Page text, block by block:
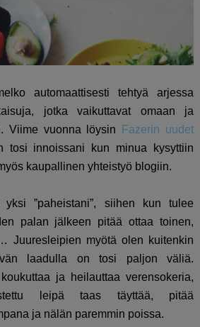
automaattisesti tehtyä arjessa
jotka vaikuttavat omaan ja
Viime vuonna löysin
Fazerin uudet
tosi innoissani kun minua kysyttiin
kaupallinen yhteistyö blogiin.
”paheistani”, siihen kun tulee
palan jälkeen pitää ottaa toinen,
Juuresleipien myötä olen kuitenkin
laadulla on tosi paljon väliä.
ja heilauttaa verensokeria,
leipä taas täyttää, pitää
ja nälän paremmin poissa.